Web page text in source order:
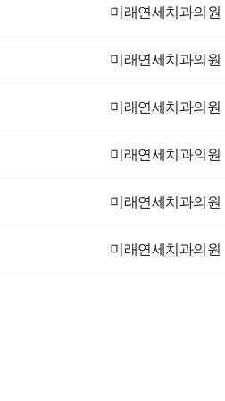
미래연세치과의원
미래연세치과의원
미래연세치과의원
미래연세치과의원
미래연세치과의원
미래연세치과의원